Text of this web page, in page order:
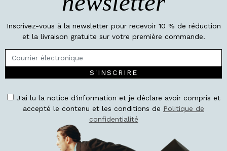
Inscrivez-vous à la newsletter pour recevoir 10 % de réduction
et la livraison gratuite sur votre première commande.
S'INSCRIRE
J'ai lu la notice d'information et je déclare avoir compris et
accepté le contenu et les conditions de Politique de
confidentialité